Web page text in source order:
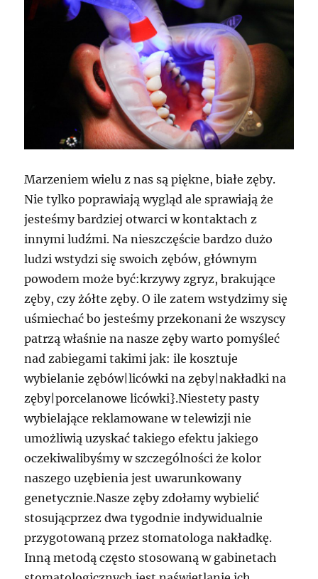
Marzeniem wielu z nas są piękne, białe zęby.
Nie tylko poprawiają wygląd ale sprawiają że
jesteśmy bardziej otwarci w kontaktach z
innymi ludźmi. Na nieszczęście bardzo dużo
ludzi wstydzi się swoich zębów, głównym
powodem może być:krzywy zgryz, brakujące
zęby, czy żółte zęby. O ile zatem wstydzimy się
uśmiechać bo jesteśmy przekonani że wszyscy
patrzą właśnie na nasze zęby warto pomyśleć
nad zabiegami takimi jak: ile kosztuje
wybielanie zębów|licówki na zęby|nakładki na
zęby|porcelanowe licówki}.Niestety pasty
wybielające reklamowane w telewizji nie
umożliwią uzyskać takiego efektu jakiego
oczekiwalibyśmy w szczególności że kolor
naszego uzębienia jest uwarunkowany
genetycznie.Nasze zęby zdołamy wybielić
stosującprzez dwa tygodnie indywidualnie
przygotowaną przez stomatologa nakładkę.
Inną metodą często stosowaną w gabinetach